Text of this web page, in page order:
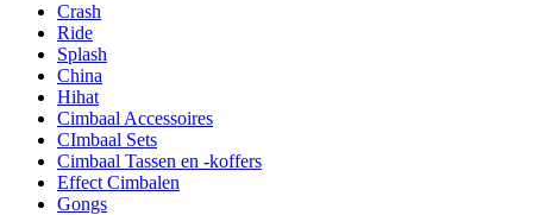
Crash
Ride
Splash
China
Hihat
Cimbaal Accessoires
CImbaal Sets
Cimbaal Tassen en -koffers
Effect Cimbalen
Gongs